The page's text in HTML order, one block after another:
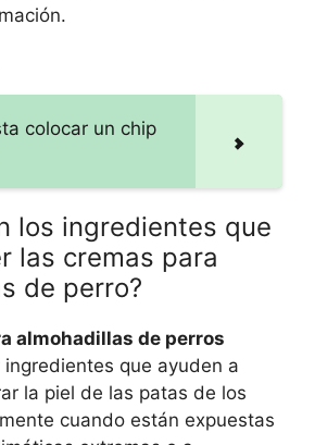
colocar un chip
los ingredientes que
las cremas para
de perro?
almohadillas de perros
que ayuden a
la piel de las patas de los
cuando están expuestas